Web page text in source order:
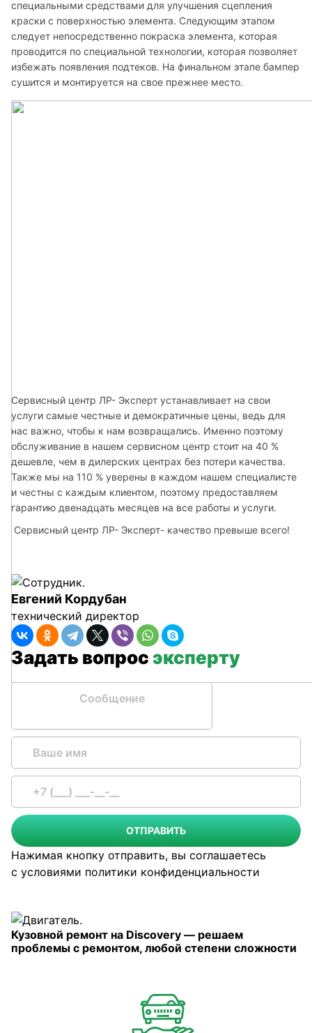
специальными средствами для улучшения сцепления
краски с поверхностью элемента. Следующим этапом
следует непосредственно покраска элемента, которая
проводится по специальной технологии, которая позволяет
избежать появления подтеков. На финальном этапе бампер
сушится и монтируется на свое прежнее место.
Сервисный центр ЛР- Эксперт устанавливает на свои
услуги самые честные и демократичные цены, ведь для
нас важно, чтобы к нам возвращались. Именно поэтому
обслуживание в нашем сервисном центр стоит на 40 %
дешевле, чем в дилерских центрах без потери качества.
Также мы на 110 % уверены в каждом нашем специалисте
и честны с каждым клиентом, поэтому предоставляем
гарантию двенадцать месяцев на все работы и услуги.
Сервисный центр ЛР- Эксперт- качество превыше всего!
Евгений Кордубан
технический директор
Задать вопросэксперту
ОТПРАВИТЬ
Нажимая кнопку отправить, вы соглашаетесь
с условиями политики конфиденциальности
Кузовной ремонт на Discovery — решаем
проблемы с ремонтом, любой степени сложности